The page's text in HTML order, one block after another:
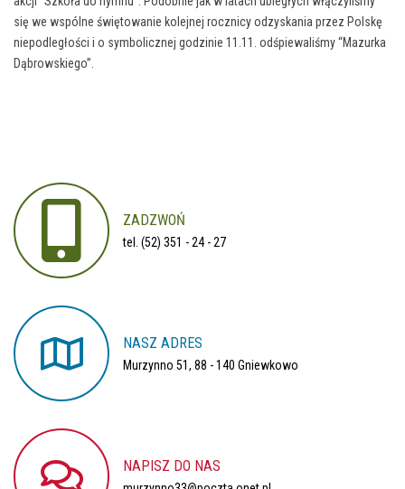
się we wspólne świętowanie kolejnej rocznicy odzyskania przez Polskę
niepodległości i o symbolicznej godzinie 11.11. odśpiewaliśmy “Mazurka
Dąbrowskiego”.
ZADZWOŃ
tel. (52) 351 - 24 - 27
NASZ ADRES
Murzynno 51, 88 - 140 Gniewkowo
NAPISZ DO NAS